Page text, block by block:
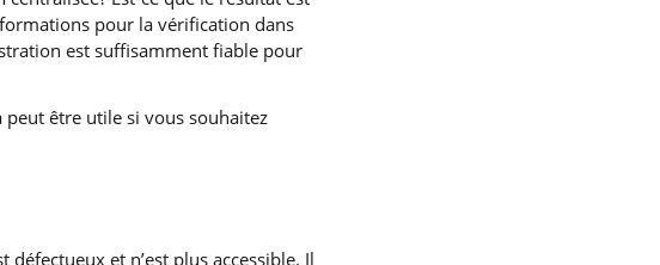
pour la vérification dans
est suffisamment fiable pour
peut être utile si vous souhaitez
et n’est plus accessible. Il